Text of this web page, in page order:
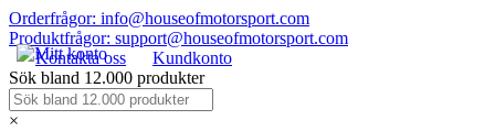
Orderfrågor: info@houseofmotorsport.com
Produktfrågor: support@houseofmotorsport.com
Kontakta oss
Kundkonto
Sök bland 12.000 produkter
×